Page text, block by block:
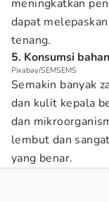
meningkatkan
dapat
tenang.
5. Konsumsi
Pixabay/SEMSEMS
Semakin banyak
dan kulit kepala
dan
lembut dan
yang benar.